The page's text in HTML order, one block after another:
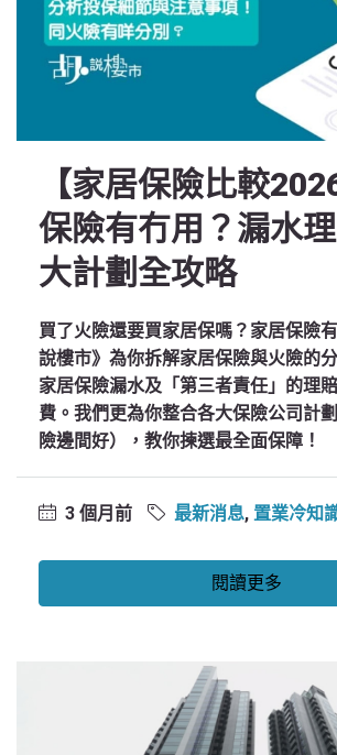
【家居保險比較
保險有冇用？漏水
大計劃全攻略
買了火險還要買家居保嗎？家居保險
說樓市》為你拆解家居保險與火險的
家居保險漏水及「第三者責任」的理
費。我們更為你整合各大保險公司計
險邊間好），教你揀選最全面保障！
3 個月前 最新消息, 置業冷知
閱讀更多